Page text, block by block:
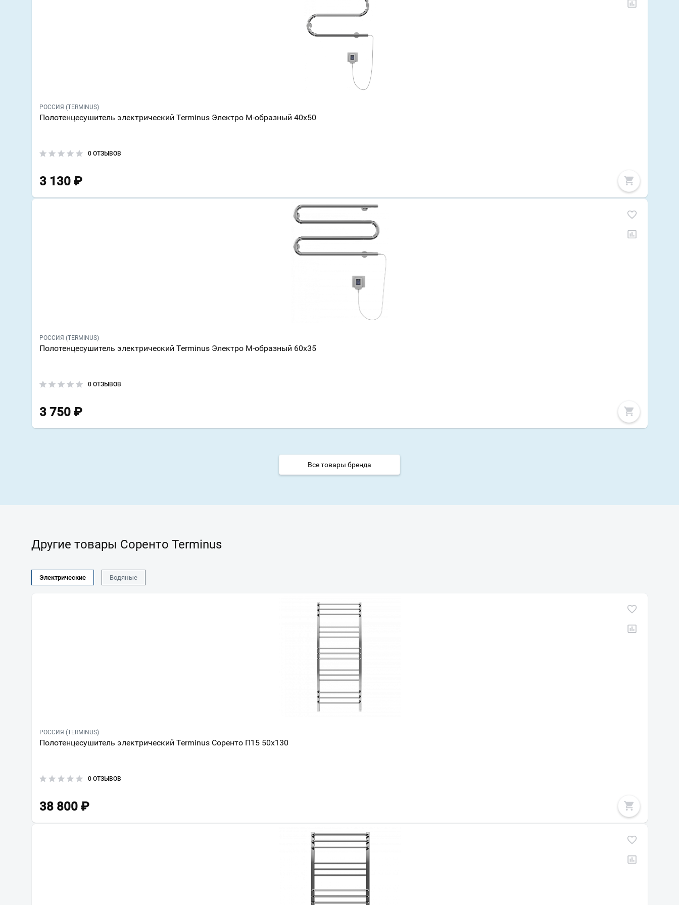
РОССИЯ (TERMINUS)
Полотенцесушитель электрический Terminus Электро М-образный 40x50
0 ОТЗЫВОВ
3 130 ₽
РОССИЯ (TERMINUS)
Полотенцесушитель электрический Terminus Электро М-образный 60х35
0 ОТЗЫВОВ
3 750 ₽
Все товары бренда
Другие товары Соренто Terminus
Электрические Водяные
РОССИЯ (TERMINUS)
Полотенцесушитель электрический Terminus Соренто П15 50х130
0 ОТЗЫВОВ
38 800 ₽
Ваш город?
Всё верно Сменить город